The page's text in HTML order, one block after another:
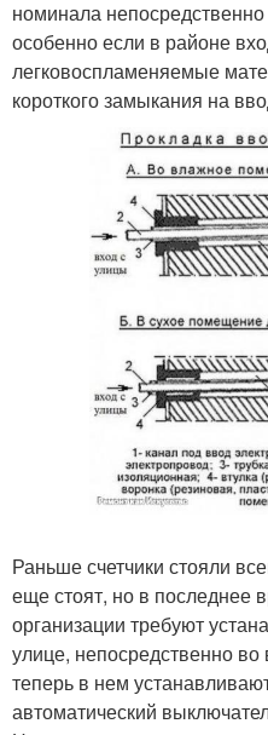
номинала
особенно если в районе
легковоспламеняемые
короткого замыкания на
Раньше счетчики стояли
еще стоят, но в последнее
организации требуют
улице, непосредственно
теперь в нем
автоматический